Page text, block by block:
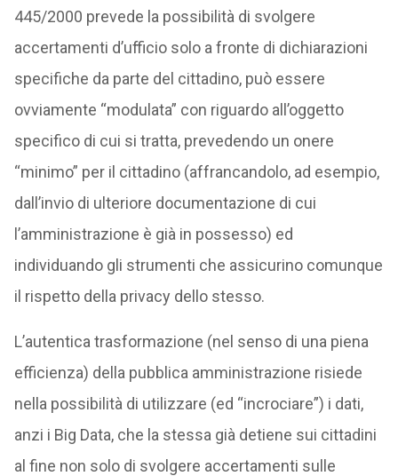
445/2000 prevede la possibilità di svolgere
accertamenti d’ufficio solo a fronte di dichiarazioni
specifiche da parte del cittadino, può essere
ovviamente “modulata” con riguardo all’oggetto
specifico di cui si tratta, prevedendo un onere
“minimo” per il cittadino (affrancandolo, ad esempio,
dall’invio di ulteriore documentazione di cui
l’amministrazione è già in possesso) ed
individuando gli strumenti che assicurino comunque
il rispetto della privacy dello stesso.
L’autentica trasformazione (nel senso di una piena
efficienza) della pubblica amministrazione risiede
nella possibilità di utilizzare (ed “incrociare”) i dati,
anzi i Big Data, che la stessa già detiene sui cittadini
al fine non solo di svolgere accertamenti sulle